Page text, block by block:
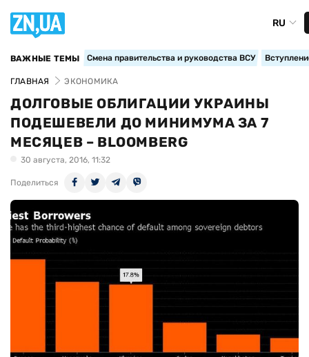
RU
ВАЖНЫЕ ТЕМЫ Смена правительства и руководства ВСУ
ГЛАВНАЯ ЭКОНОМИКА
ДОЛГОВЫЕ ОБЛИГАЦИИ УКРАИНЫ
ПОДЕШЕВЕЛИ ДО МИНИМУМА ЗА 7
МЕСЯЦЕВ – BLOOMBERG
30 августа, 2016, 11:32
Поделиться